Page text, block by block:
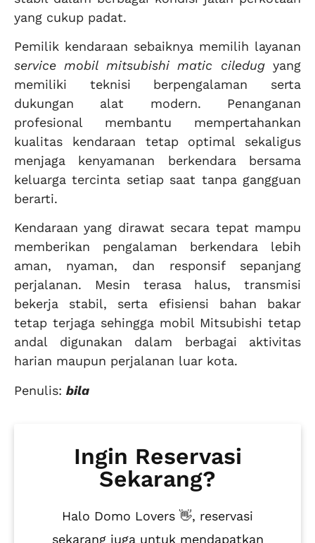
yang cukup padat.
Pemilik kendaraan sebaiknya memilih layanan
service mobil mitsubishi matic ciledugyang
memiliki teknisi berpengalaman serta
dukungan alat modern. Penanganan
profesional membantu mempertahankan
kualitas kendaraan tetap optimal sekaligus
menjaga kenyamanan berkendara bersama
keluarga tercinta setiap saat tanpa gangguan
berarti.
Kendaraan yang dirawat secara tepat mampu
memberikan pengalaman berkendara lebih
aman, nyaman, dan responsif sepanjang
perjalanan. Mesin terasa halus, transmisi
bekerja stabil, serta efisiensi bahan bakar
tetap terjaga sehingga mobil Mitsubishi tetap
andal digunakan dalam berbagai aktivitas
harian maupun perjalanan luar kota.
Penulis: bila
Ingin Reservasi
Sekarang?
Halo Domo Lovers 👋, reservasi
sekarang juga untuk mendapatkan